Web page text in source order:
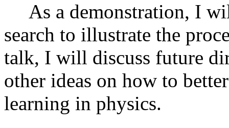
As a demonstration, I
search to illustrate the
talk, I will discuss future
other ideas on how to
learning in physics.